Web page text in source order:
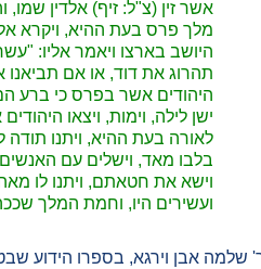
אשר זין (צ"ל: זיף) אלדין
מלך פרס בעת ההיא, ויקרא אל
היושב בארצו ויאמר אליו:
תהרוג את דוד, או אם תביאנו
היהודים אשר בפרס כי ברע הם,
ישן לילה, וימות, ויצאו
לאורה בעת ההיא, ויתנו
בלבו מאד, וישלים עם
וישא את חטאתם, ויתנו לו
ועשירים היו, וחמת המלך
שלמה אבן וירגא, בספרו הידוע